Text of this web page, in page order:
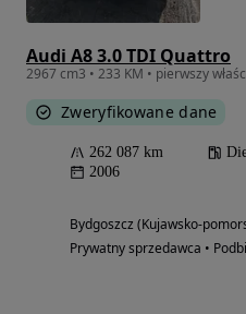
Audi A8 3.0 TDI Quattro
Zweryfikowane dane
262 087 km
2006
Bydgoszcz (Kujawsko-
Prywatny sprzedawca •